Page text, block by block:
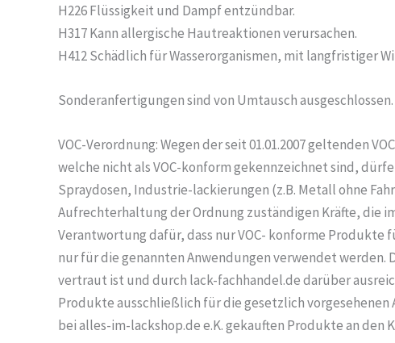
H226 Flüssigkeit und Dampf entzündbar.
H317 Kann allergische Hautreaktionen verursachen.
H412 Schädlich für Wasserorganismen, mit langfristiger
Sonderanfertigungen sind von Umtausch ausgeschlossen.
VOC-Verordnung: Wegen der seit 01.01.2007 geltenden
welche nicht als VOC-konform gekennzeichnet sind,
Spraydosen, Industrie-lackierungen (z.B. Metall ohne
Aufrechterhaltung der Ordnung zuständigen Kräfte, die
Verantwortung dafür, dass nur VOC- konforme
nur für die genannten Anwendungen verwendet werden.
vertraut ist und durch lack-fachhandel.de darüber
Produkte ausschließlich für die gesetzlich
bei alles-im-lackshop.de e.K. gekauften Produkte an den